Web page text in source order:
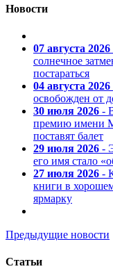
Новости
07 августа 2026
солнечное
постараться
04 августа 2026
освобожден от
30 июля 2026 -
премию имени
поставят балет
29 июля 2026 -
его имя стало
27 июля 2026 -
книги в
ярмарку
Предыдущие новости
Статьи